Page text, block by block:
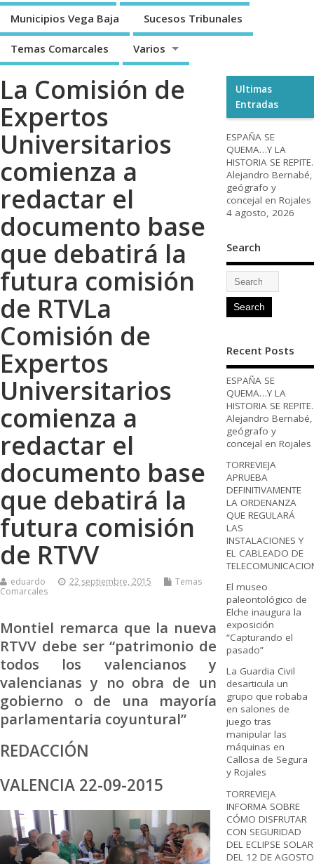
Municipios Vega Baja Sucesos Tribunales
Temas Comarcales Varios
La Comisión de
Expertos
Universitarios
comienza a
redactar el
documento base
que debatirá la
futura comisión
de RTVLa
Comisión de
Expertos
Universitarios
comienza a
redactar el
documento base
que debatirá la
futura comisión
de RTVV
eduardo 22 septiembre, 2015
Temas
Comarcales
Montiel remarca que la nueva
RTVV debe ser “patrimonio de
todos los valencianos y
valencianas y no obra de un
gobierno o de una mayoría
parlamentaria coyuntural”
REDACCIÓN
VALENCIA 22-09-2015
Ultimas
Entradas
ESPAÑA SE
QUEMA…Y LA
HISTORIA SE REPITE.
Alejandro Bernabé,
geógrafo y
concejal en Rojales
4 agosto, 2026
Search
Recent Posts
ESPAÑA SE
QUEMA…Y LA
HISTORIA SE REPITE.
Alejandro Bernabé,
geógrafo y
concejal en Rojales
TORREVIEJA
APRUEBA
DEFINITIVAMENTE
LA ORDENANZA
QUE REGULARÁ
LAS
INSTALACIONES Y
EL CABLEADO DE
El museo
paleontológico de
Elche inaugura la
exposición
“Capturando el
pasado”
La Guardia Civil
desarticula un
grupo que robaba
en salones de
juego tras
manipular las
máquinas en
Callosa de Segura
y Rojales
TORREVIEJA
INFORMA SOBRE
CÓMO DISFRUTAR
CON SEGURIDAD
DEL ECLIPSE SOLAR
DEL 12 DE AGOSTO